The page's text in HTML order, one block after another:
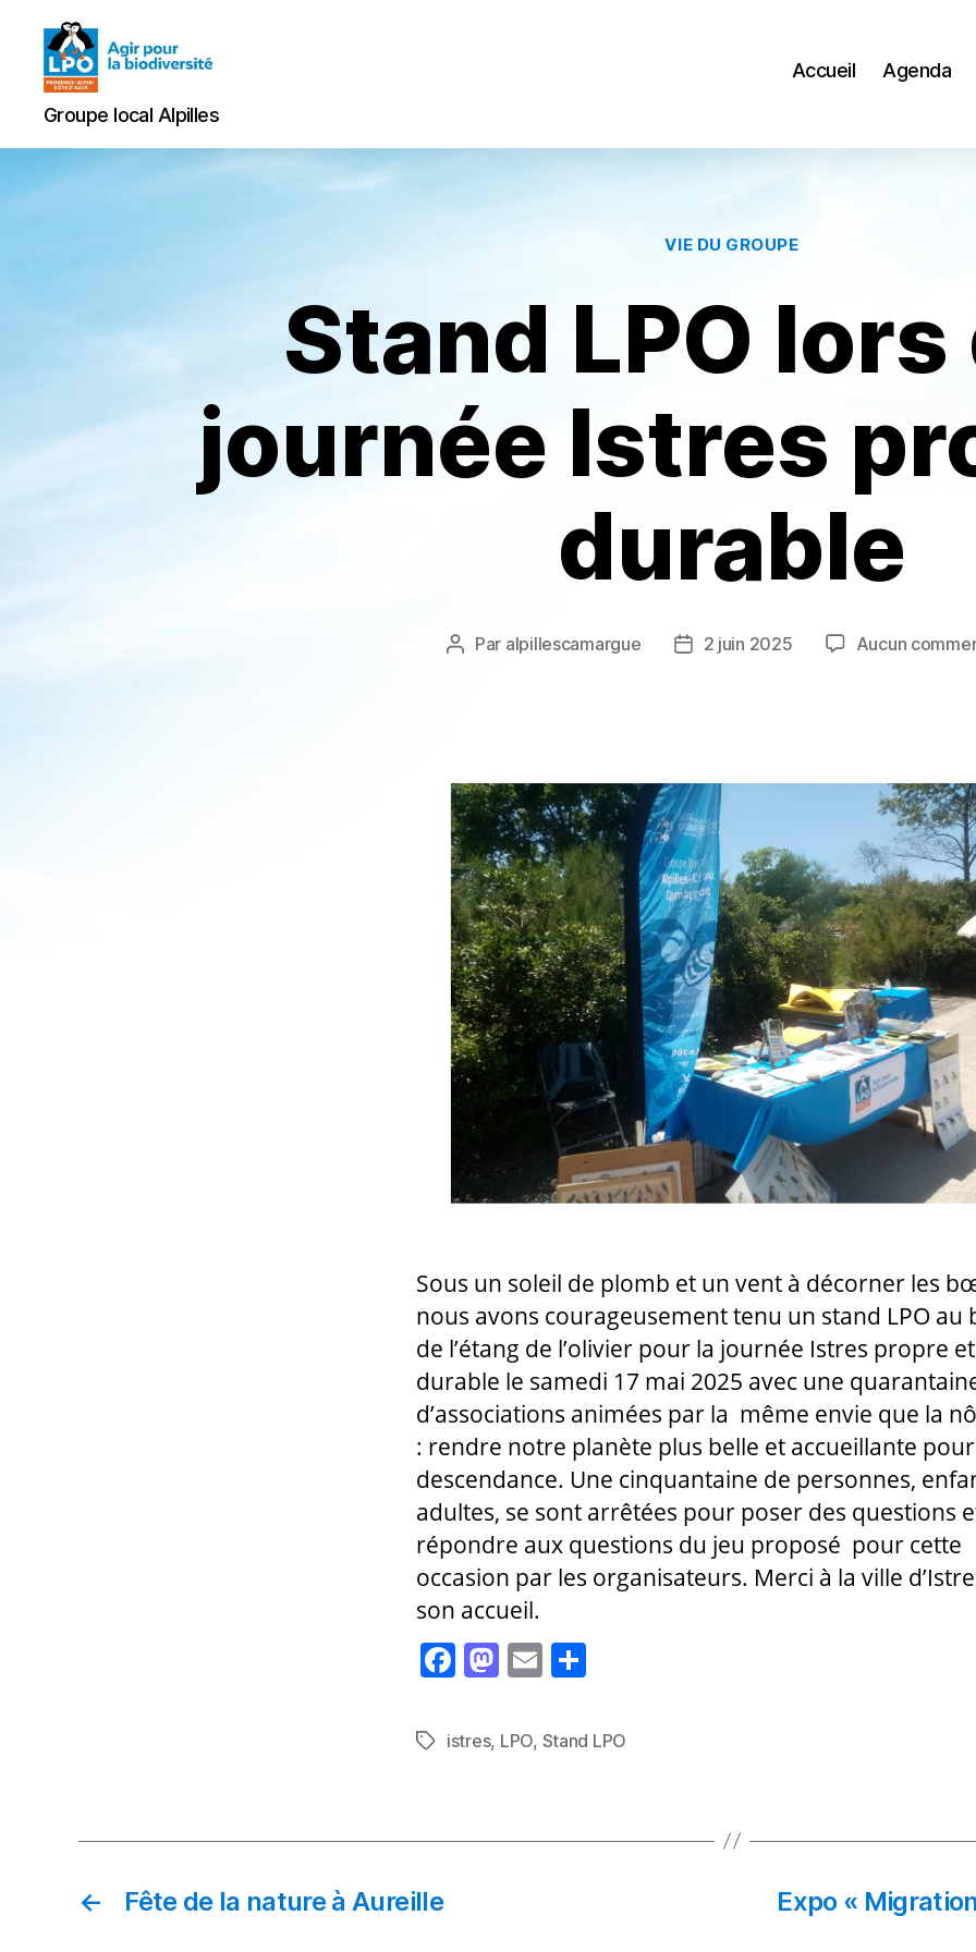
Groupe
local
Alpilles
Groupe local Alpilles
Accueil Agenda
Catégories
VIE DU GROUPE
Stand LPO lors
journée Istres
durable
Auteur
Par alpillescamargue
Date2 juin 2025 Aucun
Sous un soleil de plomb et un vent à décorner les
nous avons courageusement tenu un stand LPO au
de l’étang de l’olivier pour la journée Istres propre et
durable le samedi 17 mai 2025 avec une
d’associations animées par la même envie que la
: rendre notre planète plus belle et accueillante
descendance. Une cinquantaine de personnes,
adultes, se sont arrêtées pour poser des questions
répondre aux questions du jeu proposé pour cette
occasion par les organisateurs. Merci à la ville
son accueil.
F
c
o
M
to
n
E
ai rt
er
Étiquettes
istres, LPO, Stand LPO
← Fête de la nature à Aureille Expo «